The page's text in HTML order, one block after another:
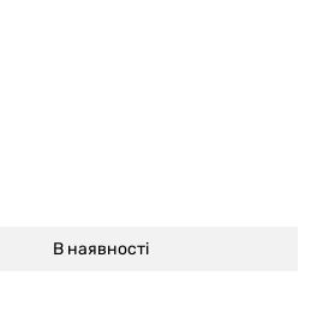
В наявності